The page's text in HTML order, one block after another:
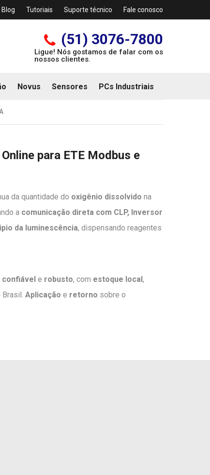
Blog Tutoriais Suporte técnico Fale conosco
(51) 3076-7800
Ligue! Nós gostamos de falar com os
nossos clientes.
Novus Sensores PCs Industriais
para ETE Modbus e
da quantidade do oxigênio dissolvido na
a comunicação direta com CLP, Inversor
da luminescência, dispensando reagentes
confiável e robusto, com estoque local,
Brasil. Aplicação e retorno sobre o